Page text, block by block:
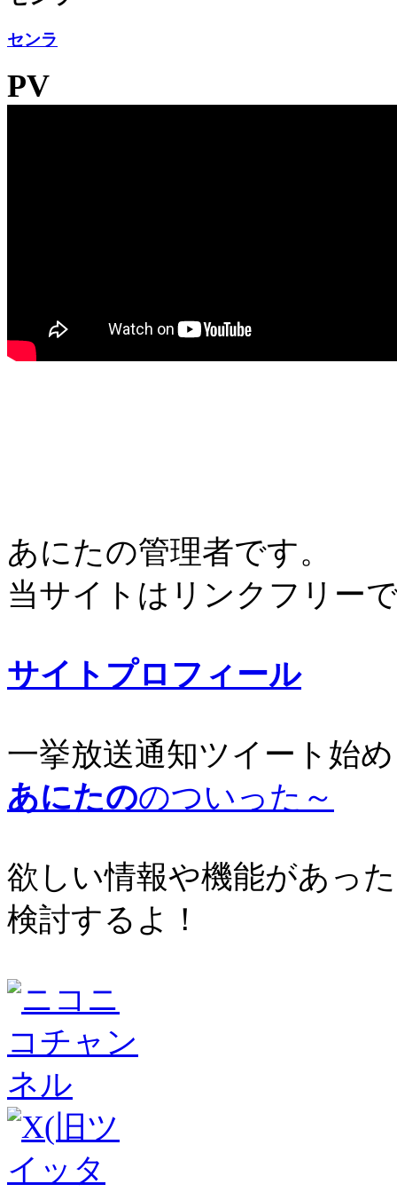
センラ
PV
あにたの管理者です。
当サイトはリンクフリー
サイトプロフィール
一挙放送通知ツイート始
あにたののついった～
欲しい情報や機能があっ
検討するよ！